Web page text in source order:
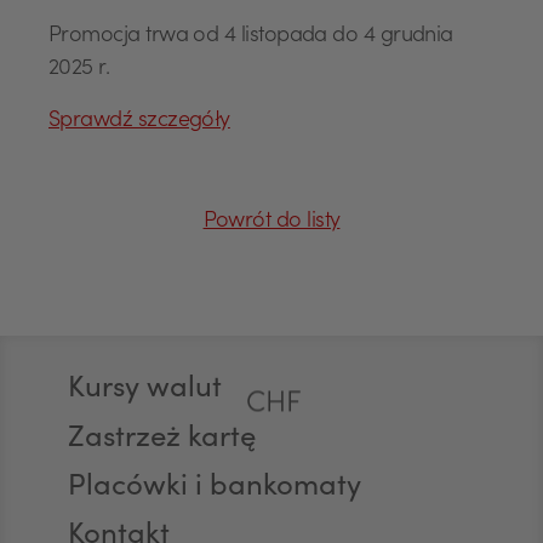
Promocja trwa od 4 listopada do 4 grudnia
2025 r.
Sprawdź szczegóły
Powrót do listy
Kursy walut CHF
AED
Zastrzeż kartę
Placówki i bankomaty
Kontakt